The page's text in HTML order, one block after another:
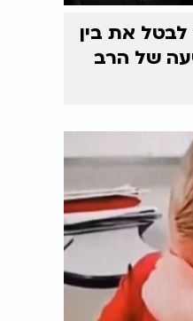
את בין
של הרב